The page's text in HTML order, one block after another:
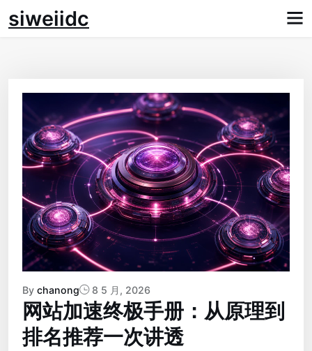
Skip
tosiweiidc
By chanong 8 5 月, 2026
网站加速终极手册：从原理到
排名推荐一次讲透